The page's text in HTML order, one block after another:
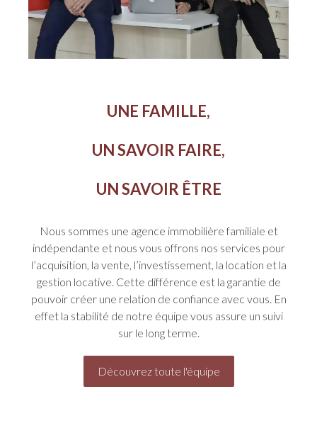
UNE FAMILLE,
UN SAVOIR FAIRE,
UN SAVOIR ÊTRE
Nous sommes une agence immobilière familiale et
indépendante et nous vous offrons nos services pour
l’acquisition, la vente, l’investissement, la location et la
gestion locative. Cette différence est la garantie de
pouvoir créer une relation de confiance avec vous. En
effet la stabilité de notre équipe vous assure un suivi
sur le long terme.
Découvrez toute l'équipe